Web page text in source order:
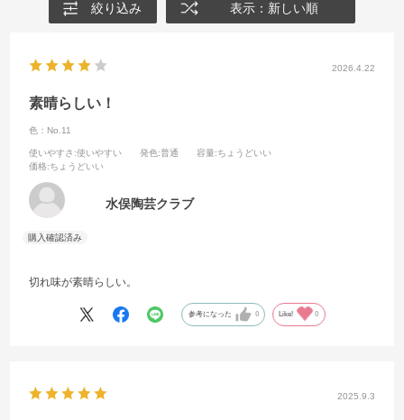
絞り込み 表示：新しい順
2026.4.22
素晴らしい！
色：No.11
使いやすさ :使いやすい 発色:普通 容量:ちょうどいい
価格:ちょうどいい
水俣陶芸クラブ
切れ味が素晴らしい。
参考になった 0 Like! 0
2025.9.3